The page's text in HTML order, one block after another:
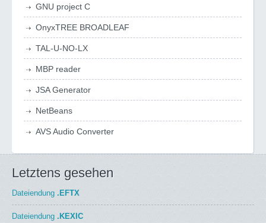
GNU project C
OnyxTREE BROADLEAF
TAL-U-NO-LX
MBP reader
JSA Generator
NetBeans
AVS Audio Converter
Letztens gesehen
Dateiendung .EFTX
Dateiendung .KEXIC